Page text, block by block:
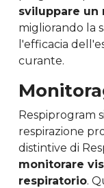
sviluppare un
migliorando la
l'efficacia
curante.
Respiprogram
respirazione
distintive di
monitorare
respiratorio.